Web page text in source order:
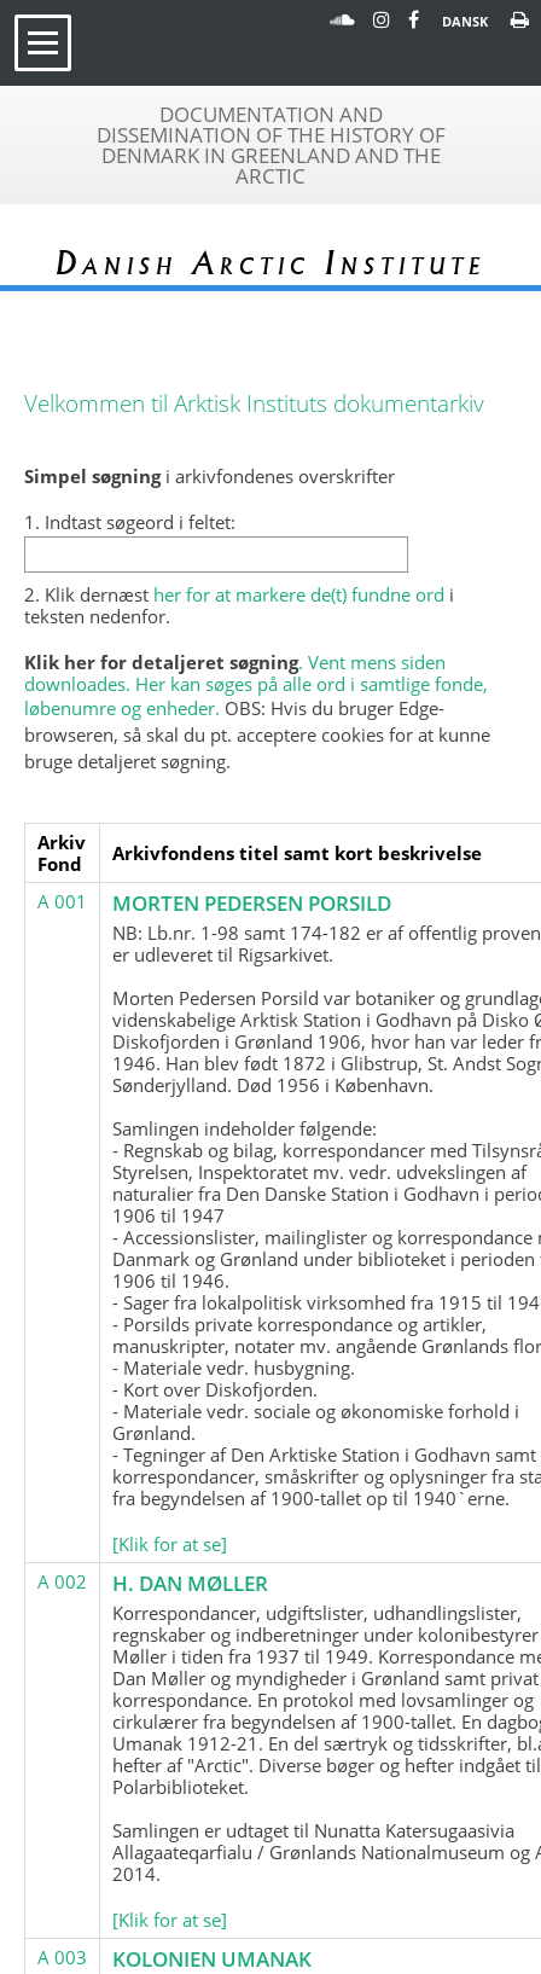
DANSK
DOCUMENTATION AND
DISSEMINATION OF THE HISTORY OF
DENMARK IN GREENLAND AND THE
ARCTIC
Danish Arctic Institute
Velkommen til Arktisk Instituts dokumentarkiv
Simpel søgningi arkivfondenes overskrifter
1. Indtast søgeord i feltet:
2. Klik dernæst her for at markere de(t) fundne ord i
teksten nedenfor.
Klik her for detaljeret søgning. Vent mens siden
downloades. Her kan søges på alle ord i samtlige fonde,
løbenumre og enheder. OBS: Hvis du bruger Edge-
browseren, så skal du pt. acceptere cookies for at kunne
bruge detaljeret søgning.
Arkiv
Fond
Arkivfondens titel samt kort beskrivelse
A 001
MORTEN PEDERSEN PORSILD
NB: Lb.nr. 1-98 samt 174-182 er af offentlig
er udleveret til Rigsarkivet.
Morten Pedersen Porsild var botaniker og
videnskabelige Arktisk Station i Godhavn på Disko
Diskofjorden i Grønland 1906, hvor han var leder
1946. Han blev født 1872 i Glibstrup, St. Andst
Sønderjylland. Død 1956 i København.
Samlingen indeholder følgende:
- Regnskab og bilag, korrespondancer med
Styrelsen, Inspektoratet mv. vedr. udvekslingen af
naturalier fra Den Danske Station i Godhavn i
1906 til 1947
- Accessionslister, mailinglister og korrespondance
Danmark og Grønland under biblioteket i perioden
1906 til 1946.
- Sager fra lokalpolitisk virksomhed fra 1915 til
- Porsilds private korrespondance og artikler,
manuskripter, notater mv. angående Grønlands
- Materiale vedr. husbygning.
- Kort over Diskofjorden.
- Materiale vedr. sociale og økonomiske forhold i
Grønland.
- Tegninger af Den Arktiske Station i Godhavn
korrespondancer, småskrifter og oplysninger fra
fra begyndelsen af 1900-tallet op til 1940`erne.
[Klik for at se]
A 002
H. DAN MØLLER
Korrespondancer, udgiftslister, udhandlingslister,
regnskaber og indberetninger under
Møller i tiden fra 1937 til 1949. Korrespondance
Dan Møller og myndigheder i Grønland samt privat
korrespondance. En protokol med lovsamlinger og
cirkulærer fra begyndelsen af 1900-tallet. En
Umanak 1912-21. En del særtryk og tidsskrifter,
hefter af "Arctic". Diverse bøger og hefter indgået til
Polarbiblioteket.
Samlingen er udtaget til Nunatta Katersugaasivia
Allagaateqarfialu / Grønlands Nationalmuseum og
2014.
[Klik for at se]
A 003
KOLONIEN UMANAK